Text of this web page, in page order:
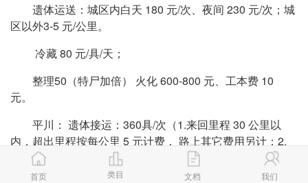
遗体运送：城区内白天 180 元/次、夜间 230 元/次；城
区以外3-5 元/公里。
冷藏 80 元/具/天；
整理50（特尸加倍） 火化 600-800 元、工本费 10
元。
平川： 遗体接运：360具/次（1.来回里程 30 公里以
内，超出里程按每公里 5 元计费， 路上其它费用另计；2.
含抬尸、遗体消毒、车辆消毒）； 特尸加收200 元。 节 日
加收200元。）
首页 类目 文档 我们